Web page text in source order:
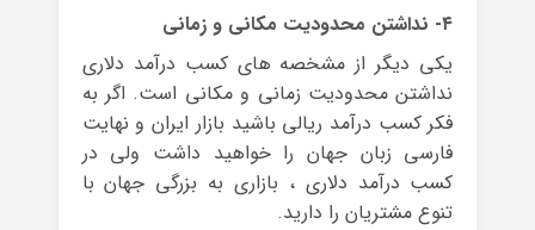
۴- نداشتن محدودیت مکانی و زمانی
یکی دیگر از مشخصه های کسب درآمد دلاری
نداشتن محدودیت زمانی و مکانی است. اگر به
فکر کسب درآمد ریالی باشید بازار ایران و نهایت
فارسی زبان جهان را خواهید داشت ولی در
کسب درآمد دلاری ، بازاری به بزرگی جهان با
تنوع مشتریان را دارید.